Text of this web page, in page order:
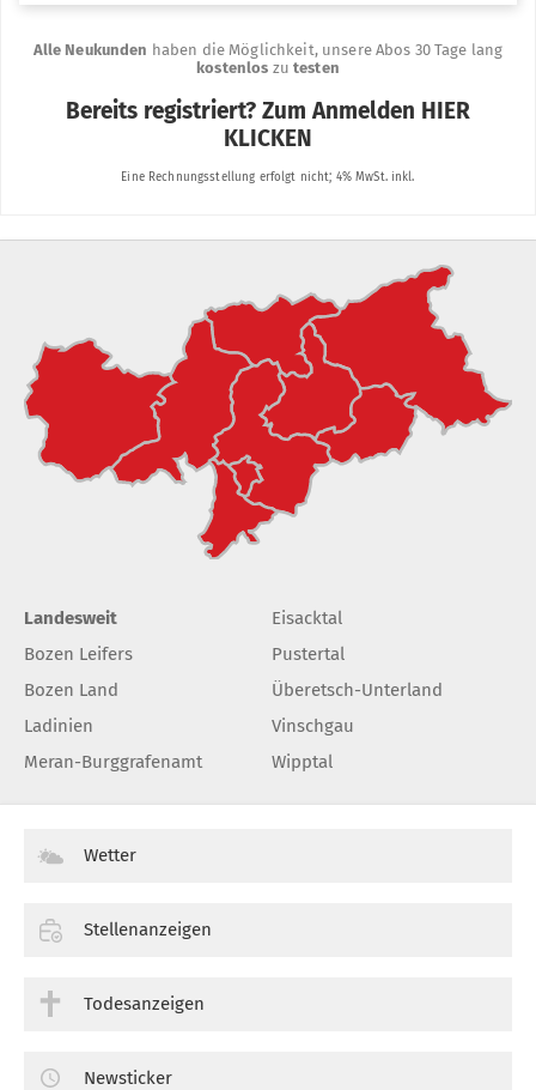
Landesweit
Bozen Leifers
Bozen Land
Ladinien
Meran-Burggrafenamt
Eisacktal
Pustertal
Überetsch-Unterland
Vinschgau
Wipptal
Wetter
Stellenanzeigen
Todesanzeigen
Newsticker